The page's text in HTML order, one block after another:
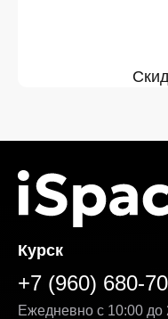
Курск
+7 (960) 680-
Ежедневно с 10:00 до